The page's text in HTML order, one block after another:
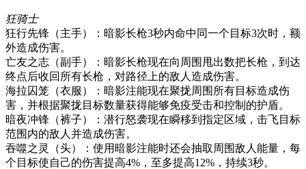
狂骑士
狂行先锋（主手）：暗影长枪3秒内命中同一个目标3次时，额
外造成伤害。
亡友之志（副手）：暗影长枪现在向周围甩出数把长枪，到达
终点后收回所有长枪，对路径上的敌人造成伤害。
海拉囚笼（衣服）：暗影注能现在聚拢周围所有目标造成伤
害，并根据聚拢目标数量获得能够免疫受击和控制的护盾。
暗夜冲锋（裤子）：潜行怒袭现在瞬移到指定区域，击飞目标
范围内的敌人并造成伤害。
吞噬之灵（头）：使用暗影注能时还会抽取周围敌人能量，每
个目标使自己的伤害提高4%，至多提高12%，持续3秒。